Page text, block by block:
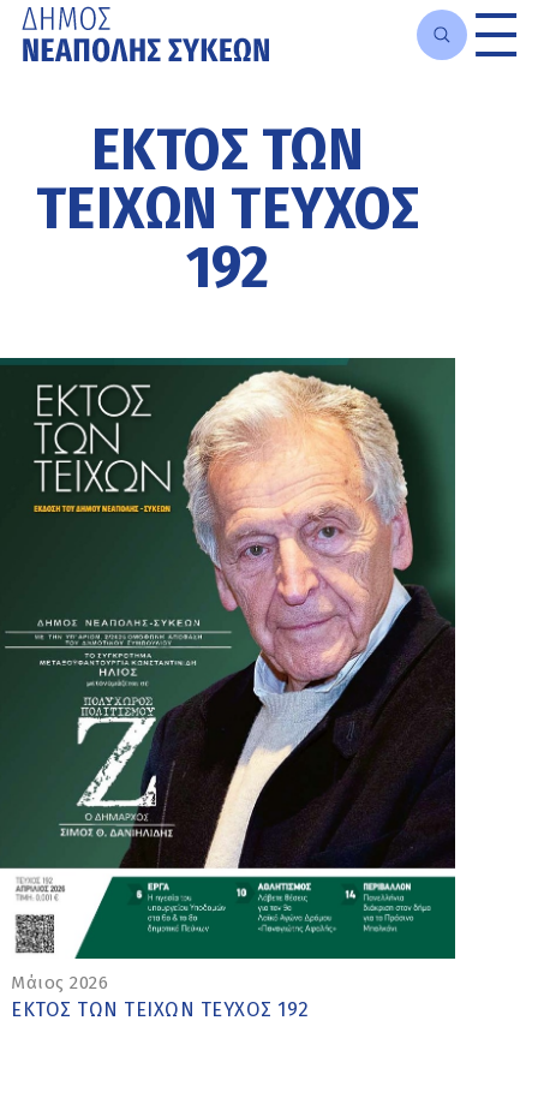
περιεχόμενοΕΚΤΟΣ ΤΩΝ
ΤΕΙΧΩΝ ΤΕΥΧΟΣ
192
Μάιος 2026
ΕΚΤΟΣ ΤΩΝ ΤΕΙΧΩΝ ΤΕΥΧΟΣ 192